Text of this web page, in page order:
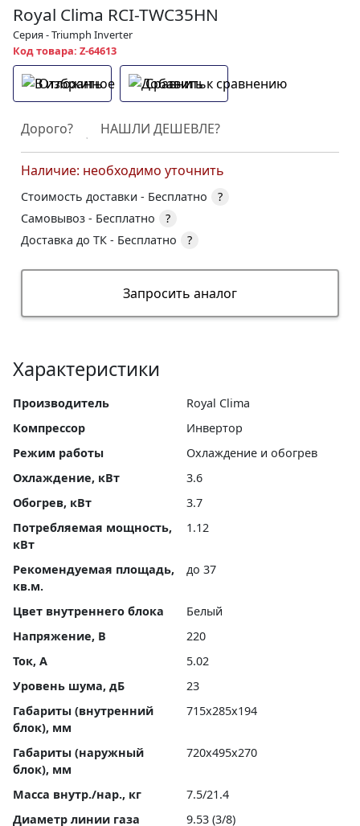
Royal Clima RCI-TWC35HN
Серия - Triumph Inverter
Код товара: Z-64613
Отложить Сравнить
Дорого? НАШЛИ ДЕШЕВЛЕ?
Наличие: необходимо уточнить
Стоимость доставки - Бесплатно
?
Самовывоз - Бесплатно
?
Доставка до ТК - Бесплатно ?
Запросить аналог
Характеристики
Производитель
Royal Clima
Компрессор
Инвертор
Режим работы
Охлаждение и обогрев
Охлаждение, кВт
3.6
Обогрев, кВт
3.7
Потребляемая мощность,
кВт
1.12
Рекомендуемая площадь,
кв.м.
до 37
Цвет внутреннего блока
Белый
Напряжение, В
220
Ток, А
5.02
Уровень шума, дБ
23
Габариты (внутренний
блок), мм
715x285x194
Габариты (наружный
блок), мм
720x495x270
Масса внутр./нар., кг
7.5/21.4
Диаметр линии газа
9.53 (3/8)